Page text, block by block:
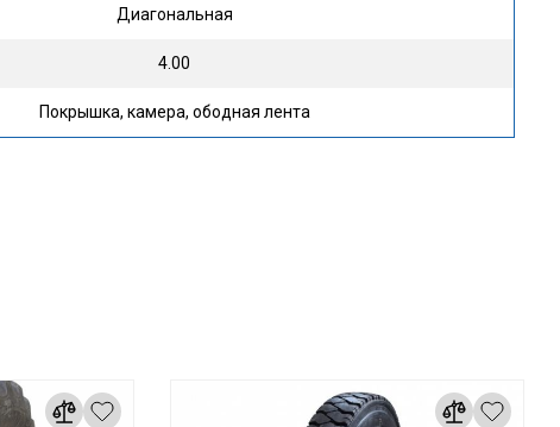
Диагональная
4.00
Покрышка, камера, ободная лента